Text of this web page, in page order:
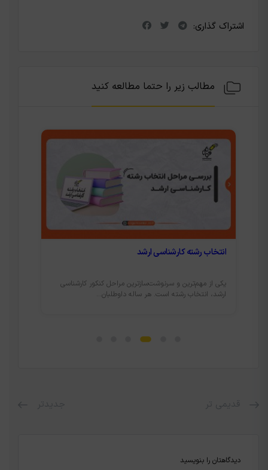
اشتراک گذاری:
مطالب زیر را حتما مطالعه کنید
ضرایب دروس کنکور ارشد مدیریت کارآفرینی
مدیریت کارآفرینی نام یکی از رشته‌های بسیار محبوب و نوین
در مقطع کارشناسی ارشد مجموعه...
دیدگاهتان را بنویسید